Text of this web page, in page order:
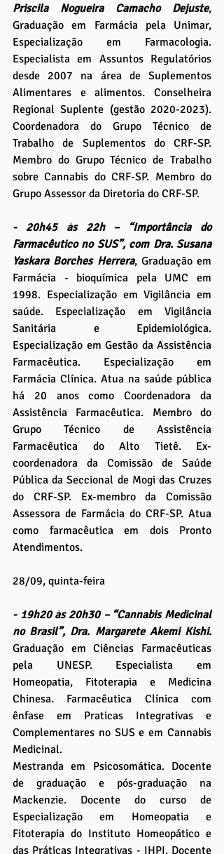
Priscila Nogueira Camacho Dejuste,
Graduação em Farmácia pela Unimar,
Especialização em Farmacologia.
Especialista em Assuntos Regulatórios
desde 2007 na área de Suplementos
Alimentares e alimentos. Conselheira
Regional Suplente (gestão 2020-2023).
Coordenadora do Grupo Técnico de
Trabalho de Suplementos do CRF-SP.
Membro do Grupo Técnico de Trabalho
sobre Cannabis do CRF-SP. Membro do
Grupo Assessor da Diretoria do CRF-SP.
- 20h45 às 22h – “Importância do
Farmacêutico no SUS”, com Dra. Susana
Yaskara Borches Herrera, Graduação em
Farmácia - bioquímica pela UMC em
1998. Especialização em Vigilância em
saúde. Especialização em Vigilância
Sanitária e Epidemiológica.
Especialização em Gestão da Assistência
Farmacêutica. Especialização em
Farmácia Clínica. Atua na saúde pública
há 20 anos como Coordenadora da
Assistência Farmacêutica. Membro do
Grupo Técnico de Assistência
Farmacêutica do Alto Tietê. Ex-
coordenadora da Comissão de Saúde
Pública da Seccional de Mogi das Cruzes
do CRF-SP. Ex-membro da Comissão
Assessora de Farmácia do CRF-SP. Atua
como farmacêutica em dois Pronto
Atendimentos.
28/09, quinta-feira
- 19h20 às 20h30 – “Cannabis Medicinal
no Brasil”, Dra. Margarete Akemi Kishi.
Graduação em Ciências Farmacêuticas
pela UNESP. Especialista em
Homeopatia, Fitoterapia e Medicina
Chinesa. Farmacêutica Clínica com
ênfase em Praticas Integrativas e
Complementares no SUS e em Cannabis
Medicinal.
Mestranda em Psicosomática. Docente
de graduação e pós-graduação na
Mackenzie. Docente do curso de
Especialização em Homeopatia e
Fitoterapia do Instituto Homeopático e
das Práticas Integrativas - IHPI. Docente